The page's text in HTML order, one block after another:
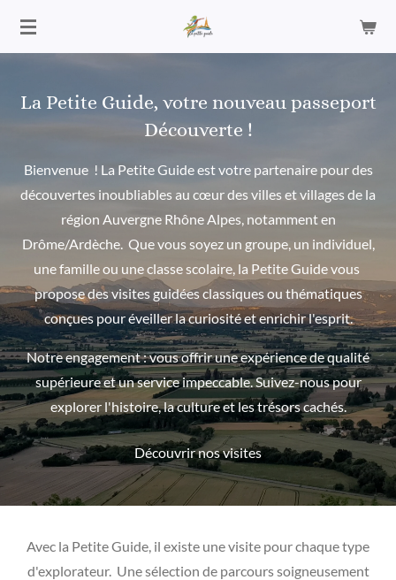
Passer
principal
La Petite Guide, votre nouveau passeport
Découverte !
Bienvenue ! La Petite Guide est votre partenaire pour des
découvertes inoubliables au cœur des villes et villages de la
région Auvergne Rhône Alpes, notamment en
Drôme/Ardèche. Que vous soyez un groupe, un individuel,
une famille ou une classe scolaire, la Petite Guide vous
propose des visites guidées classiques ou thématiques
conçues pour éveiller la curiosité et enrichir l'esprit.
Notre engagement : vous offrir une expérience de qualité
supérieure et un service impeccable. Suivez-nous pour
explorer l'histoire, la culture et les trésors cachés.
Découvrir nos visites
Avec la Petite Guide, il existe une visite pour chaque type
d'explorateur. Une sélection de parcours soigneusement